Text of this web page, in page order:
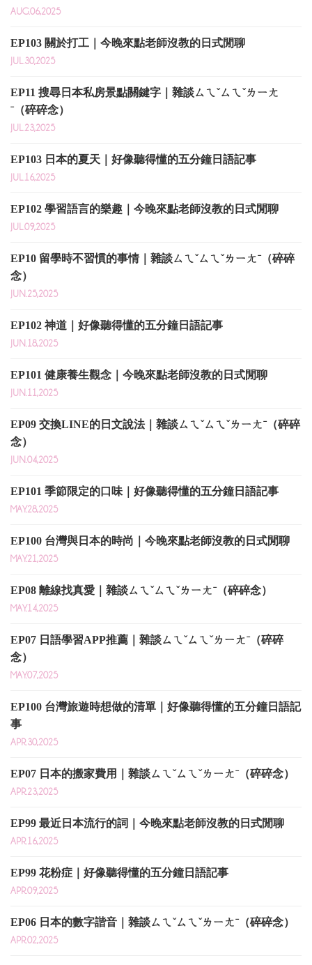
AUG.06,2025
EP103 關於打工｜今晚來點老師沒教的日式閒聊
JUL.30,2025
EP11 搜尋日本私房景點關鍵字｜雜談ㄙㄟˇㄙㄟˇㄌㄧㄤ
ˉ（碎碎念）
JUL.23,2025
EP103 日本的夏天｜好像聽得懂的五分鐘日語記事
JUL.16,2025
EP102 學習語言的樂趣｜今晚來點老師沒教的日式閒聊
JUL.09,2025
EP10 留學時不習慣的事情｜雜談ㄙㄟˇㄙㄟˇㄌㄧㄤˉ（碎碎
念）
JUN.25,2025
EP102 神道｜好像聽得懂的五分鐘日語記事
JUN.18,2025
EP101 健康養生觀念｜今晚來點老師沒教的日式閒聊
JUN.11,2025
EP09 交換LINE的日文說法｜雜談ㄙㄟˇㄙㄟˇㄌㄧㄤˉ（碎碎
念）
JUN.04,2025
EP101 季節限定的口味｜好像聽得懂的五分鐘日語記事
MAY.28,2025
EP100 台灣與日本的時尚｜今晚來點老師沒教的日式閒聊
MAY.21,2025
EP08 離線找真愛｜雜談ㄙㄟˇㄙㄟˇㄌㄧㄤˉ（碎碎念）
MAY.14,2025
EP07 日語學習APP推薦｜雜談ㄙㄟˇㄙㄟˇㄌㄧㄤˉ（碎碎
念）
MAY.07,2025
EP100 台灣旅遊時想做的清單｜好像聽得懂的五分鐘日語記
事
APR.30,2025
EP07 日本的搬家費用｜雜談ㄙㄟˇㄙㄟˇㄌㄧㄤˉ（碎碎念）
APR.23,2025
EP99 最近日本流行的詞｜今晚來點老師沒教的日式閒聊
APR.16,2025
EP99 花粉症｜好像聽得懂的五分鐘日語記事
APR.09,2025
EP06 日本的數字諧音｜雜談ㄙㄟˇㄙㄟˇㄌㄧㄤˉ（碎碎念）
APR.02,2025